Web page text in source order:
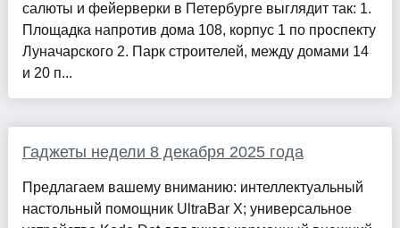
салюты и фейерверки в Петербурге выглядит так: 1.
Площадка напротив дома 108, корпус 1 по проспекту
Луначарского 2. Парк строителей, между домами 14
и 20 п...
Гаджеты недели 8 декабря 2025 года
Предлагаем вашему вниманию: интеллектуальный
настольный помощник UltraBar X; универсальное